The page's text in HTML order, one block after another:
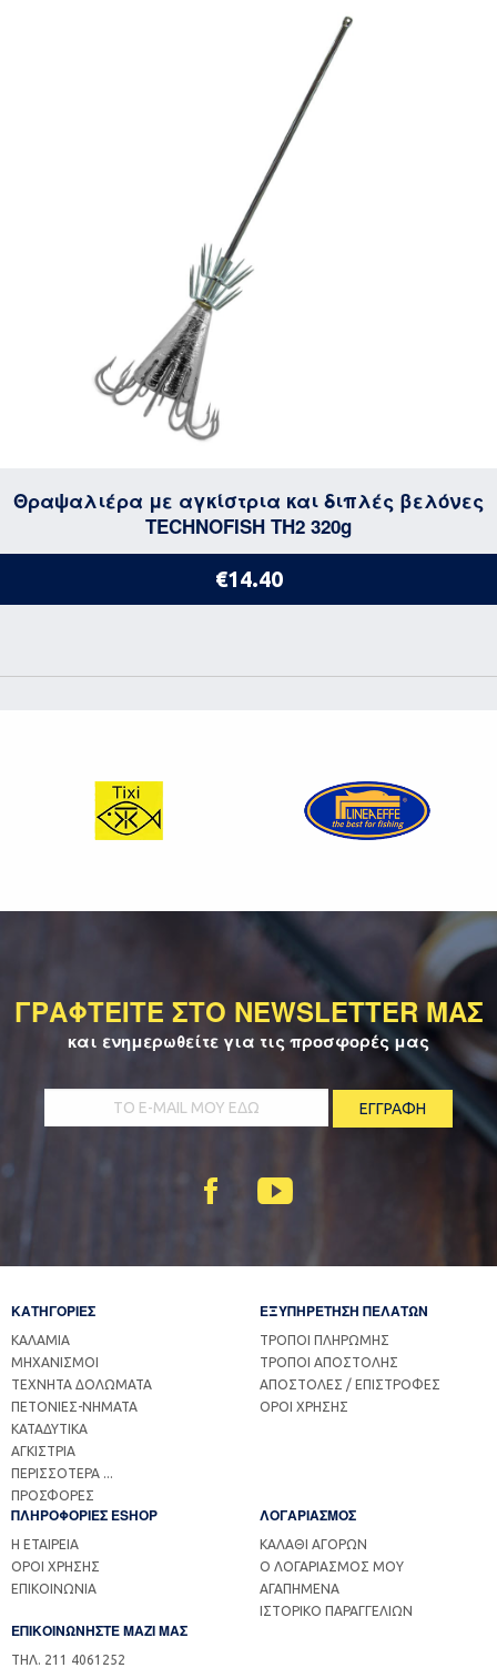
Θραψαλιέρα με αγκίστρια και διπλές βελόνες
TECHNOFISH TH2 320g
€14.40
ΓΡΑΦΤΕΙΤΕ ΣΤΟ NEWSLETTER ΜΑΣ
και ενημερωθείτε για τις προσφορές μας
ΚΑΤΗΓΟΡΙΕΣ
ΚΑΛΑΜΙΑ
ΜΗΧΑΝΙΣΜΟΙ
ΤΕΧΝΗΤΑ ΔΟΛΩΜΑΤΑ
ΠΕΤΟΝΙΕΣ-ΝΗΜΑΤΑ
ΚΑΤΑΔΥΤΙΚΑ
ΑΓΚΙΣΤΡΙΑ
ΠΕΡΙΣΣΟΤΕΡΑ ...
ΠΡΟΣΦΟΡΕΣ
ΕΞΥΠΗΡΕΤΗΣΗ ΠΕΛΑΤΩΝ
ΤΡΟΠΟΙ ΠΛΗΡΩΜΗΣ
ΤΡΟΠΟΙ ΑΠΟΣΤΟΛΗΣ
ΑΠΟΣΤΟΛΕΣ / ΕΠΙΣΤΡΟΦΕΣ
ΟΡΟΙ ΧΡΗΣΗΣ
ΠΛΗΡΟΦΟΡΙΕΣ ESHOP
Η ΕΤΑΙΡΕΙΑ
ΟΡΟΙ ΧΡΗΣΗΣ
ΕΠΙΚΟΙΝΩΝΙΑ
ΛΟΓΑΡΙΑΣΜΟΣ
ΚΑΛΑΘΙ ΑΓΟΡΩΝ
Ο ΛΟΓΑΡΙΑΣΜΟΣ ΜΟΥ
ΑΓΑΠΗΜΕΝΑ
ΙΣΤΟΡΙΚΟ ΠΑΡΑΓΓΕΛΙΩΝ
ΕΠΙΚΟΙΝΩΝΗΣΤΕ ΜΑΖΙ ΜΑΣ
ΤΗΛ. 211 4061252